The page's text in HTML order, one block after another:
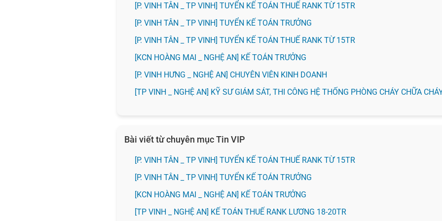
[P. VINH TÂN _ TP VINH] TUYỂN KẾ TOÁN THUẾ RANK TỪ 15TR
[P. VINH TÂN _ TP VINH] TUYỂN KẾ TOÁN TRƯỞNG
[P. VINH TÂN _ TP VINH] TUYỂN KẾ TOÁN THUẾ RANK TỪ 15TR
️[KCN HOÀNG MAI _ NGHỆ AN] KẾ TOÁN TRƯỞNG
️[P. VINH HƯNG _ NGHỆ AN] CHUYÊN VIÊN KINH DOANH
[TP VINH _ NGHỆ AN] KỸ SƯ GIÁM SÁT, THI CÔNG HỆ THỐNG PHÒNG CHÁY CHỮA
Bài viết từ chuyên mục Tin VIP
[P. VINH TÂN _ TP VINH] TUYỂN KẾ TOÁN THUẾ RANK TỪ 15TR
[P. VINH TÂN _ TP VINH] TUYỂN KẾ TOÁN TRƯỞNG
️[KCN HOÀNG MAI _ NGHỆ AN] KẾ TOÁN TRƯỞNG
[TP VINH _ NGHỆ AN] KẾ TOÁN THUẾ RANK LƯƠNG 18-20TR